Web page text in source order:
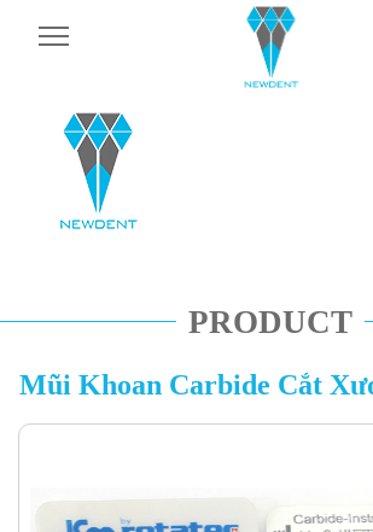
PRODUCT
Mũi Khoan Carbide Cắt